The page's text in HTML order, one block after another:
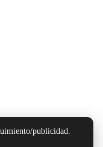
publicidad.